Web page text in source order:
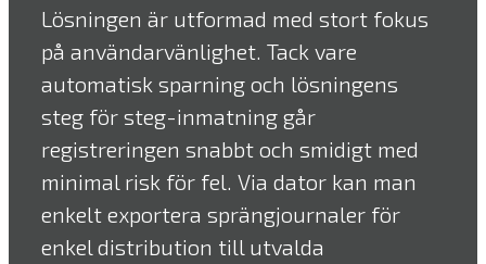
Lösningen är utformad med stort fokus
på användarvänlighet. Tack vare
automatisk sparning och lösningens
steg för steg-inmatning går
registreringen snabbt och smidigt med
minimal risk för fel. Via dator kan man
enkelt exportera sprängjournaler för
enkel distribution till utvalda